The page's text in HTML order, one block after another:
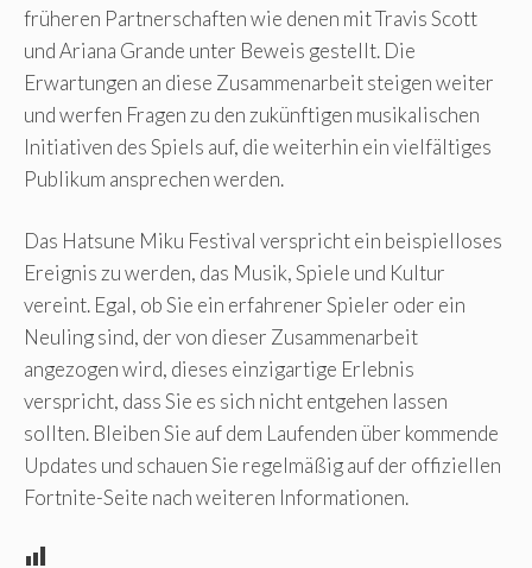
früheren Partnerschaften wie denen mit Travis Scott
und Ariana Grande unter Beweis gestellt. Die
Erwartungen an diese Zusammenarbeit steigen weiter
und werfen Fragen zu den zukünftigen musikalischen
Initiativen des Spiels auf, die weiterhin ein vielfältiges
Publikum ansprechen werden.
Das Hatsune Miku Festival verspricht ein beispielloses
Ereignis zu werden, das Musik, Spiele und Kultur
vereint. Egal, ob Sie ein erfahrener Spieler oder ein
Neuling sind, der von dieser Zusammenarbeit
angezogen wird, dieses einzigartige Erlebnis
verspricht, dass Sie es sich nicht entgehen lassen
sollten. Bleiben Sie auf dem Laufenden über kommende
Updates und schauen Sie regelmäßig auf der offiziellen
Fortnite-Seite nach weiteren Informationen.